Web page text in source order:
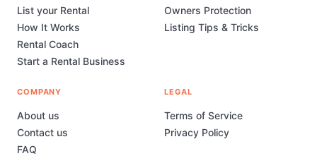
List your Rental
How It Works
Rental Coach
Start a Rental Business
Owners Protection
Listing Tips & Tricks
COMPANY
About us
Contact us
FAQ
LEGAL
Terms of Service
Privacy Policy